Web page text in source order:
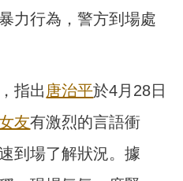
力行為，警方到場處
指出 唐治平於4月28日
友有激烈的言語衝
到場了解狀況。據